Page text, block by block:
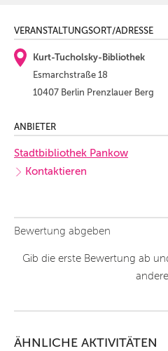
VERANSTALTUNGSORT/ADRESSE
Kurt-Tucholsky-Bibliothek
Esmarchstraße 18
10407 Berlin Prenzlauer Berg
ANBIETER
Stadtbibliothek Pankow
Kontaktieren
Bewertung abgeben
Gib die erste Bewertung ab
ÄHNLICHE AKTIVITÄTEN